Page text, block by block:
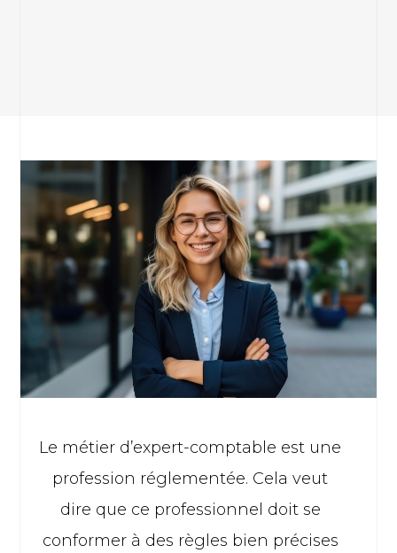
Le métier d’expert-comptable est une
profession réglementée. Cela veut
dire que ce professionnel doit se
conformer à des règles bien précises